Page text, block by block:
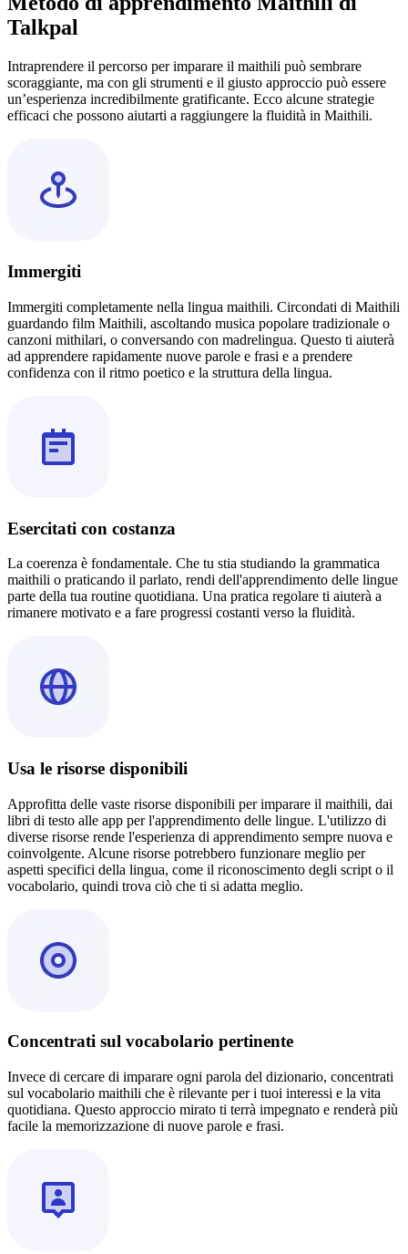
Talkpal
Intraprendere il percorso per imparare il maithili può sembrare
scoraggiante, ma con gli strumenti e il giusto approccio può essere
un’esperienza incredibilmente gratificante. Ecco alcune strategie
efficaci che possono aiutarti a raggiungere la fluidità in Maithili.
Immergiti
Immergiti completamente nella lingua maithili. Circondati di Maithili
guardando film Maithili, ascoltando musica popolare tradizionale o
canzoni mithilari, o conversando con madrelingua. Questo ti aiuterà
ad apprendere rapidamente nuove parole e frasi e a prendere
confidenza con il ritmo poetico e la struttura della lingua.
Esercitati con costanza
La coerenza è fondamentale. Che tu stia studiando la grammatica
maithili o praticando il parlato, rendi dell'apprendimento delle lingue
parte della tua routine quotidiana. Una pratica regolare ti aiuterà a
rimanere motivato e a fare progressi costanti verso la fluidità.
Usa le risorse disponibili
Approfitta delle vaste risorse disponibili per imparare il maithili, dai
libri di testo alle app per l'apprendimento delle lingue. L'utilizzo di
diverse risorse rende l'esperienza di apprendimento sempre nuova e
coinvolgente. Alcune risorse potrebbero funzionare meglio per
aspetti specifici della lingua, come il riconoscimento degli script o il
vocabolario, quindi trova ciò che ti si adatta meglio.
Concentrati sul vocabolario pertinente
Invece di cercare di imparare ogni parola del dizionario, concentrati
sul vocabolario maithili che è rilevante per i tuoi interessi e la vita
quotidiana. Questo approccio mirato ti terrà impegnato e renderà più
facile la memorizzazione di nuove parole e frasi.